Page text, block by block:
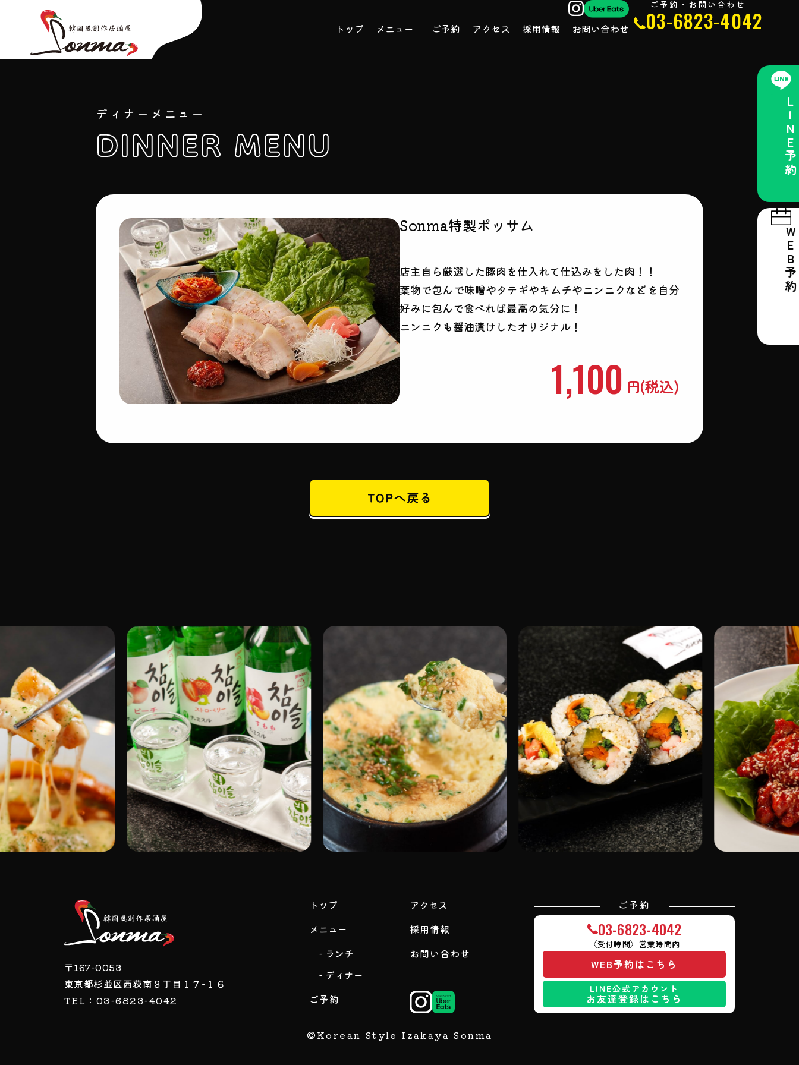
トップ メニュー ご予約 アクセス 採用情報 お問い合わせ
ご予約・お問い合わせ
03-6823-4042
LINE予約
WEB予約
ディナーメニュー
DINNER MENU
Sonma特製ポッサム
店主自ら厳選した豚肉を仕入れて仕込みをした肉！！
葉物で包んで味噌やタテギやキムチやニンニクなどを自分
好みに包んで食べれば最高の気分に！
ニンニクも醤油漬けしたオリジナル！
1,100
〒167-0053
東京都杉並区西荻南３丁目１７−１６
TEL：03-6823-4042
トップ
メニュー
- ランチ
- ディナー
ご予約
アクセス
採用情報
お問い合わせ
ご予約
03-6823-4042
〈受付時間〉営業時間内
WEB予約はこちら
LINE公式アカウント
お友達登録はこちら
©Korean Style Izakaya Sonma